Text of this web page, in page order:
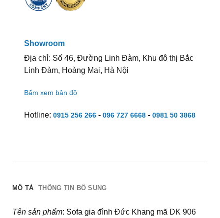
Showroom
Địa chỉ: Số 46, Đường Linh Đàm, Khu đô thị Bắc
Linh Đàm, Hoàng Mai, Hà Nội
Bấm xem bản đồ
Hotline: 0915 256 266- 096 727 6668- 0981 50 3868
MÔ TẢ THÔNG TIN BỔ SUNG
Tên sản phẩm: Sofa gia đình Đức Khang mã DK 906